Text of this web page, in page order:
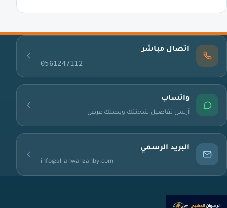
اتصال مباشر
0561247112
واتساب
أرسل تفاصيل شحنتك ويصلك عرض
البريد الرسمي
info@alrahwanzahby.com